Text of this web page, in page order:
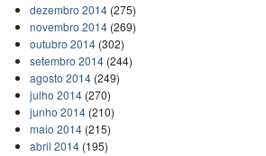
dezembro 2014(275)
novembro 2014(269)
outubro 2014(302)
setembro 2014(244)
agosto 2014(249)
julho 2014(270)
junho 2014(210)
maio 2014(215)
abril 2014(195)